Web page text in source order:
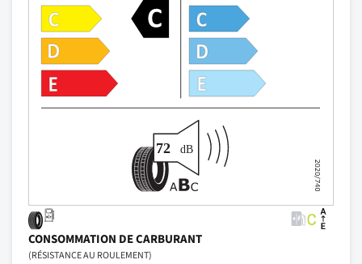
CONSOMMATION DE CARBURANT
(RÉSISTANCE AU ROULEMENT)